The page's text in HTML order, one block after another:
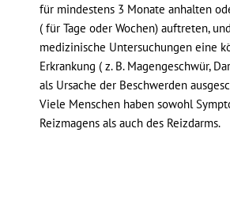
für mindestens 3 Monate anhalten
( für Tage oder Wochen) auftreten,
medizinische Untersuchungen eine
Erkrankung ( z. B. Magengeschwür,
als Ursache der Beschwerden
Viele Menschen haben sowohl
Reizmagens als auch des Reizdarms.